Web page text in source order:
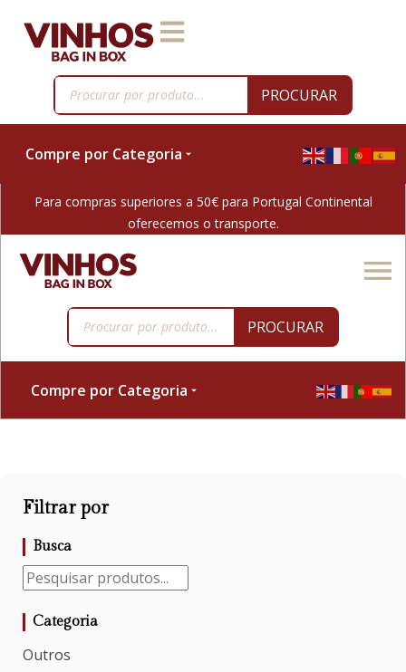
PROCURAR
Compre por Categoria
Para compras superiores a 50€ para Portugal Continental
oferecemos o transporte.
PROCURAR
Compre por Categoria
Filtrar por
Busca
Categoria
Outros